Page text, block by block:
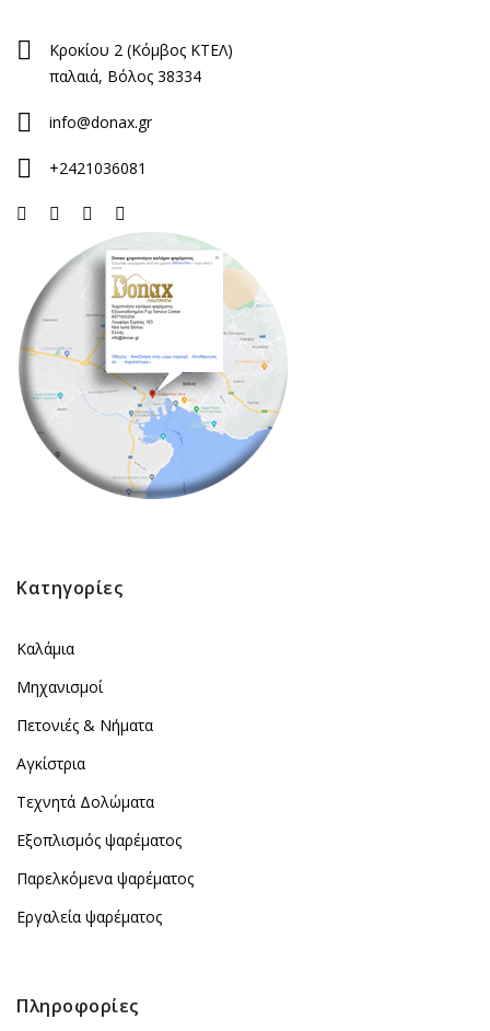
Κροκίου 2 (Κόμβος ΚΤΕΛ)
παλαιά, Βόλος 38334
info@donax.gr
+2421036081
Κατηγορίες
Καλάμια
Μηχανισμοί
Πετονιές & Νήματα
Αγκίστρια
Τεχνητά Δολώματα
Εξοπλισμός ψαρέματος
Παρελκόμενα ψαρέματος
Εργαλεία ψαρέματος
Πληροφορίες